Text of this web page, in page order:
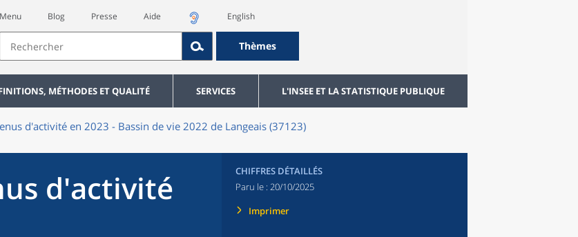
Menu Blog Presse Aide English
Thèmes
MÉTHODES ET QUALITÉ SERVICES L'INSEE ET LA STATISTIQUE PUBLIQUE
d'activité en 2023 - Bassin de vie 2022 de Langeais (37123)
d'activité
CHIFFRES DÉTAILLÉS
Paru le : 20/10/2025
Imprimer